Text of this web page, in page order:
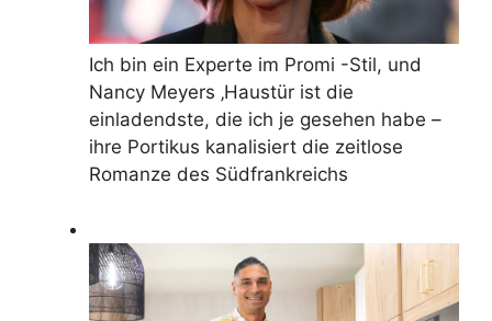
Ich bin ein Experte im Promi -Stil, und
Nancy Meyers ‚Haustür ist die
einladendste, die ich je gesehen habe –
ihre Portikus kanalisiert die zeitlose
Romanze des Südfrankreichs